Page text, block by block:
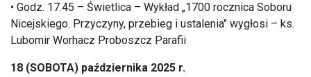
• Godz. 17.45 – Świetlica – Wykład „1700 rocznica Soboru
Nicejskiego. Przyczyny, przebieg i ustalenia" wygłosi – ks.
Lubomir Worhacz Proboszcz Parafii
18 (SOBOTA) października 2025 r.